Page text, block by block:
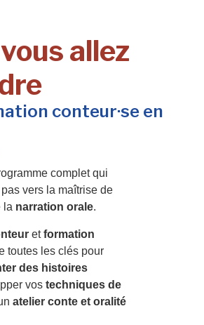
allez
conteur·se en
complet qui
vers la maîtrise de
la narration orale.
etformation
toutes les clés pour
des histoires
vos techniques de
atelier conte et oralité